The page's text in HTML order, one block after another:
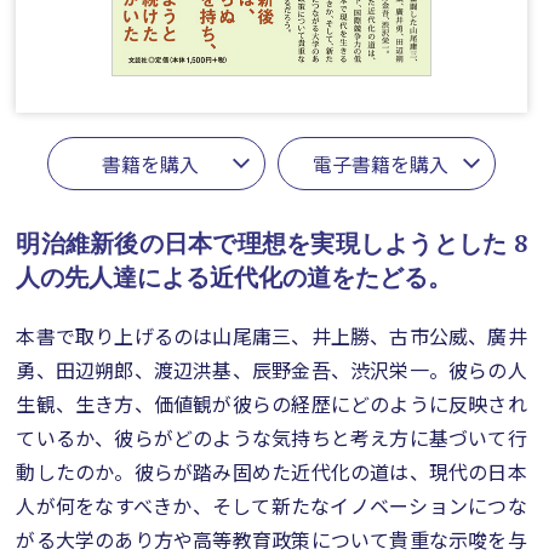
書籍を購入 電子書籍を購入
明治維新後の日本で理想を実現しようとした 8
人の先人達による近代化の道をたどる。
本書で取り上げるのは山尾庸三、井上勝、古市公威、廣井
勇、田辺朔郎、渡辺洪基、辰野金吾、渋沢栄一。彼らの人
生観、生き方、価値観が彼らの経歴にどのように反映され
ているか、彼らがどのような気持ちと考え方に基づいて行
動したのか。彼らが踏み固めた近代化の道は、現代の日本
人が何をなすべきか、そして新たなイノベーションにつな
がる大学のあり方や高等教育政策について貴重な示唆を与